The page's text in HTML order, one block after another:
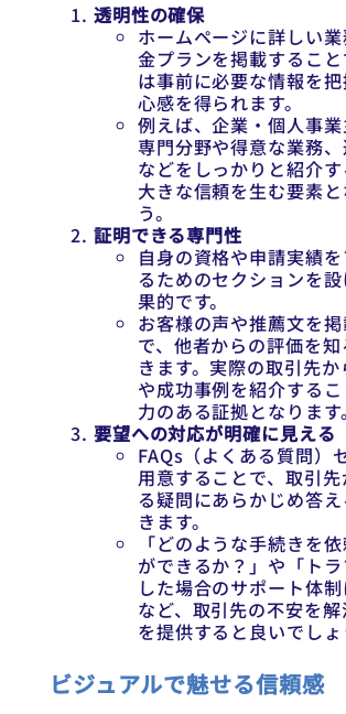
透明性の確保
ホームページに詳しい
金プランを掲載するこ
は事前に必要な情報を
心感を得られます。
例えば、企業・個人事
専門分野や得意な業務
などをしっかりと紹介す
大きな信頼を生む要素
う。
証明できる専門性
自身の資格や申請実績
るためのセクションを
果的です。
お客様の声や推薦文を
で、他者からの評価を
きます。実際の取引先
や成功事例を紹介する
力のある証拠となります。
要望への対応が明確に見える
FAQs（よくある質問）
用意することで、取引
る疑問にあらかじめ答
きます。
「どのような手続きを
ができるか？」や「ト
した場合のサポート体制
など、取引先の不安を
を提供すると良いでしょ
ビジュアルで魅せる信頼感